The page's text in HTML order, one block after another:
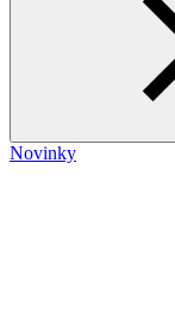
Novinky